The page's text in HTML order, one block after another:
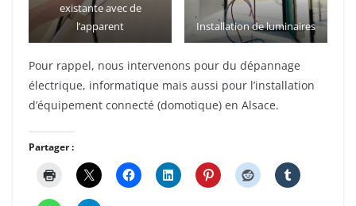
existante avec de
l’apparent
Installation de luminaires
Pour rappel, nous intervenons pour du dépannage
électrique, informatique mais aussi pour l’installation
d’équipement connecté (domotique) en Alsace.
Partager :